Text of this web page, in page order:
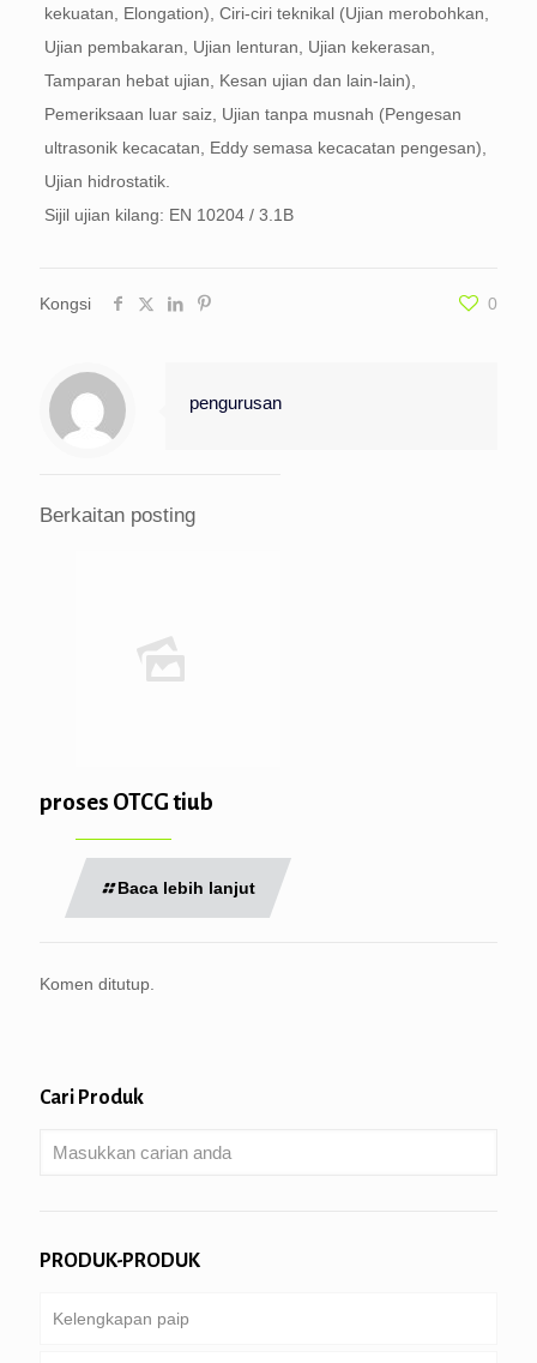
kekuatan, Elongation), Ciri-ciri teknikal (Ujian merobohkan,
Ujian pembakaran, Ujian lenturan, Ujian kekerasan,
Tamparan hebat ujian, Kesan ujian dan lain-lain),
Pemeriksaan luar saiz, Ujian tanpa musnah (Pengesan
ultrasonik kecacatan, Eddy semasa kecacatan pengesan),
Ujian hidrostatik.
Sijil ujian kilang: EN 10204 / 3.1B
Kongsi 0
pengurusan
Berkaitan posting
proses OTCG tiub
Baca lebih lanjut
Komen ditutup.
Cari Produk
PRODUK-PRODUK
Kelengkapan paip